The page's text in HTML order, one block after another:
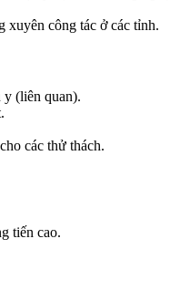
công tác ở các tỉnh.
y (liên quan).
các thử thách.
tiến cao.